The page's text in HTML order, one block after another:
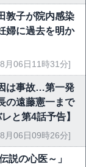
敦子が院内感染
婦に過去を明か
月06日11時31分]
は事故…第一発
の遠藤憲一まで
と第4話予告】
月06日09時26分]
説の心医～」